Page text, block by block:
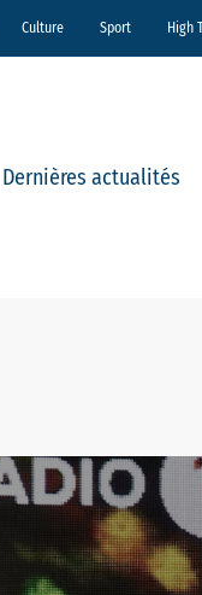
Culture Sport High
Dernières actualités